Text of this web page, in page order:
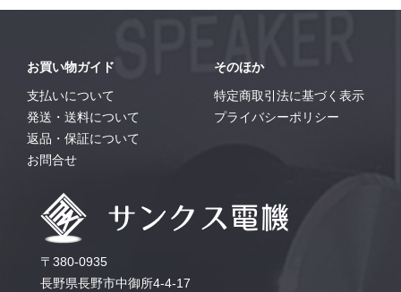
お買い物ガイド
支払いについて
発送・送料について
返品・保証について
お問合せ
そのほか
特定商取引法に基づく表示
プライバシーポリシー
〒380-0935
長野県長野市中御所4-4-17